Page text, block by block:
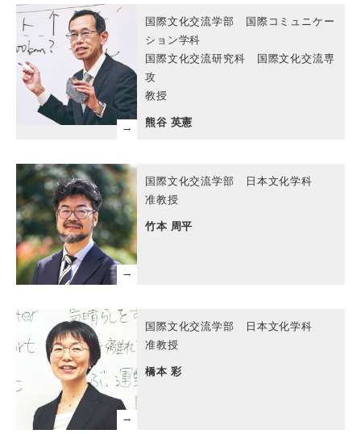
国際文化交流学部 国際コミュニケー
ション学科
国際文化交流研究科 国際文化交流専
攻
教授
熊谷 英憲
国際文化交流学部 日本文化学科
准教授
竹本 周平
国際文化交流学部 日本文化学科
准教授
橋本 彩